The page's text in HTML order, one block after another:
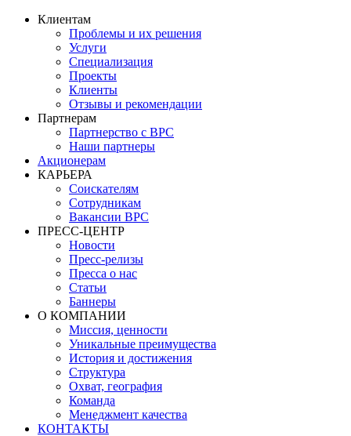
Клиентам
Проблемы и их решения
Услуги
Специализация
Проекты
Клиенты
Отзывы и рекомендации
Партнерам
Партнерство с BPC
Наши партнеры
Акционерам
КАРЬЕРА
Соискателям
Сотрудникам
Вакансии BPC
ПРЕСС-ЦЕНТР
Новости
Пресс-релизы
Пресса о нас
Статьи
Баннеры
О КОМПАНИИ
Миссия, ценности
Уникальные преимущества
История и достижения
Структура
Охват, география
Команда
Менеджмент качества
КОНТАКТЫ